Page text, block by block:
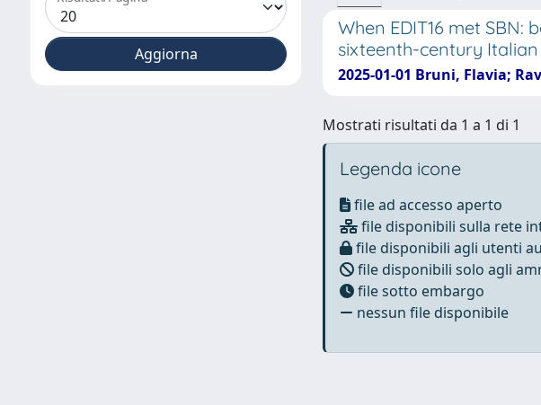
When EDIT16 met
sixteenth-century
2025-01-01 Bruni, Flavia;
Mostrati risultati da 1 a 1 di 1
Legenda icone
file ad accesso aperto
file disponibili sulla rete
file disponibili agli utenti
file disponibili solo agli
file sotto embargo
nessun file disponibile